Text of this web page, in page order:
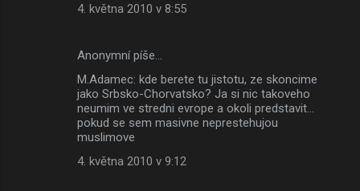
4. května 2010 v 8:55
Anonymní píše…
M.Adamec: kde berete tu jistotu, ze skoncime
jako Srbsko-Chorvatsko? Ja si nic takoveho
neumim ve stredni evrope a okoli predstavit...
pokud se sem masivne neprestehujou
muslimove
4. května 2010 v 9:12